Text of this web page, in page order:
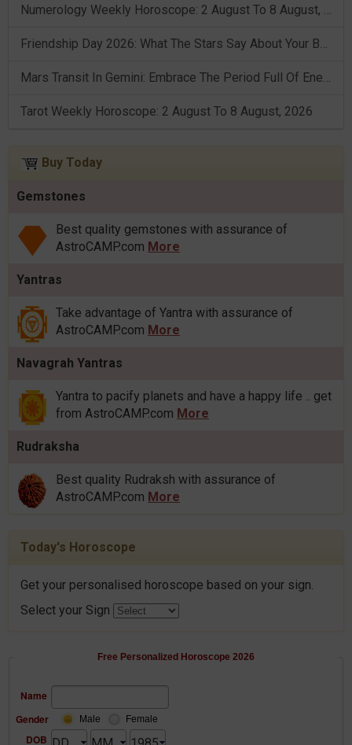
Numerology Weekly Horoscope: 2 August To 8 August, 2026
Friendship Day 2026: What The Stars Say About Your Best Friend!
Mars Transit In Gemini: Embrace The Period Full Of Energy & Intelligence
Tarot Weekly Horoscope: 2 August To 8 August, 2026
Buy Today
Gemstones
Best quality gemstones with assurance of
AstroCAMP.com More
Yantras
Take advantage of Yantra with assurance of
AstroCAMP.com More
Navagrah Yantras
Yantra to pacify planets and have a happy life .. get
from AstroCAMP.com More
Rudraksha
Best quality Rudraksh with assurance of
AstroCAMP.com More
Today's Horoscope
Get your personalised horoscope based on your sign.
Select your Sign
Free Personalized Horoscope 2026
Name
Gender
Male Female
DOB